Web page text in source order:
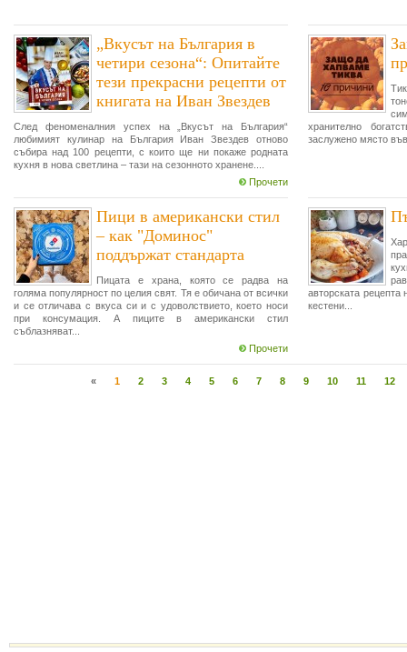
„Вкусът на България в
четири сезона“: Опитайте
тези прекрасни рецепти от
книгата на Иван Звездев
След феноменалния успех на „Вкусът на България“
любимият кулинар на България Иван Звездев отново
събира над 100 рецепти, с които ще ни покаже родната
кухня в нова светлина – тази на сезонното хранене....
Прочети
хранително
заслужено място
Пици в американски стил
– как "Доминос"
поддържат стандарта
Пицата е храна, която се радва на
голяма популярност по целия свят. Тя е обичана от всички
и се отличава с вкуса си и с удоволствието, което носи
при консумация. А пиците в американски стил
съблазняват...
Прочети
авторската рецепта
кестени...
« 1 2 3 4 5 6 7 8 9 10 11 12